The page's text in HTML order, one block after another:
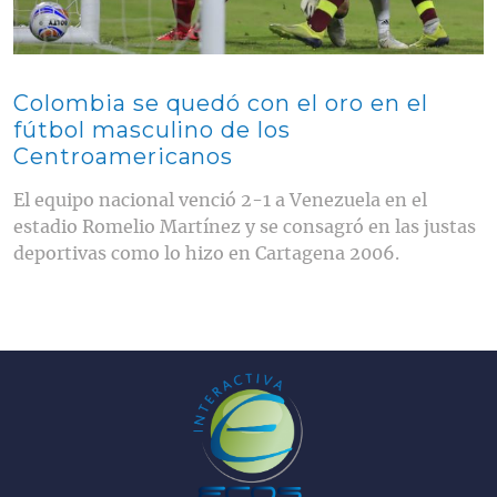
Colombia se quedó con el oro en el
fútbol masculino de los
Centroamericanos
El equipo nacional venció 2-1 a Venezuela en el
estadio Romelio Martínez y se consagró en las justas
deportivas como lo hizo en Cartagena 2006.